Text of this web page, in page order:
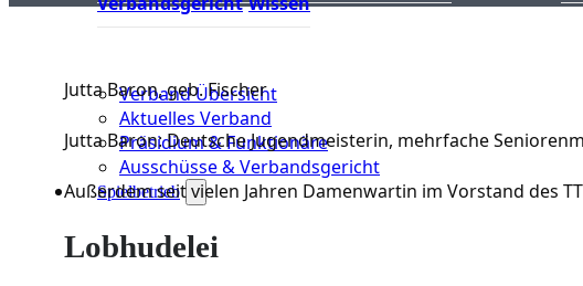
Verband Übersicht
Aktuelles Verband
Präsidium & Funktionäre
Ausschüsse & Verbandsgericht
Spielbetrieb
Jutta Baron, geb. Fischer
Jutta Baron: Deutsche Jugendmeisterin, mehrfache
Außerdem seit vielen Jahren Damenwartin im Vorstand des
Lobhudelei